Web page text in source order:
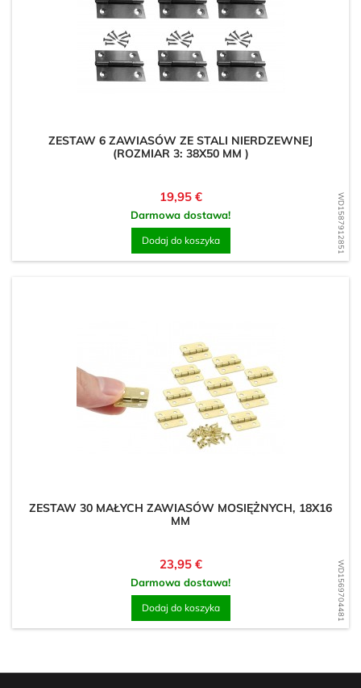
WD1587912851
ZESTAW 6 ZAWIASÓW ZE STALI NIERDZEWNEJ
(ROZMIAR 3: 38X50 MM )
Cena
19,95 €
Darmowa dostawa!
Dodaj do koszyka
WD1569704481
ZESTAW 30 MAŁYCH ZAWIASÓW MOSIĘŻNYCH, 18X16
MM
Cena
23,95 €
Darmowa dostawa!
Dodaj do koszyka